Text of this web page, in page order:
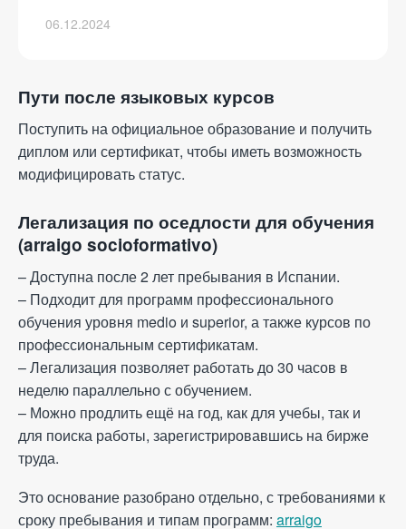
06.12.2024
Пути после языковых курсов
Поступить на официальное образование и получить
диплом или сертификат, чтобы иметь возможность
модифицировать статус.
Легализация по оседлости для обучения
(arraigo socioformativo)
– Доступна после 2 лет пребывания в Испании.
– Подходит для программ профессионального
обучения уровня medio и superior, а также курсов по
профессиональным сертификатам.
– Легализация позволяет работать до 30 часов в
неделю параллельно с обучением.
– Можно продлить ещё на год, как для учебы, так и
для поиска работы, зарегистрировавшись на бирже
труда.
Это основание разобрано отдельно, с требованиями к
сроку пребывания и типам программ: arraigo